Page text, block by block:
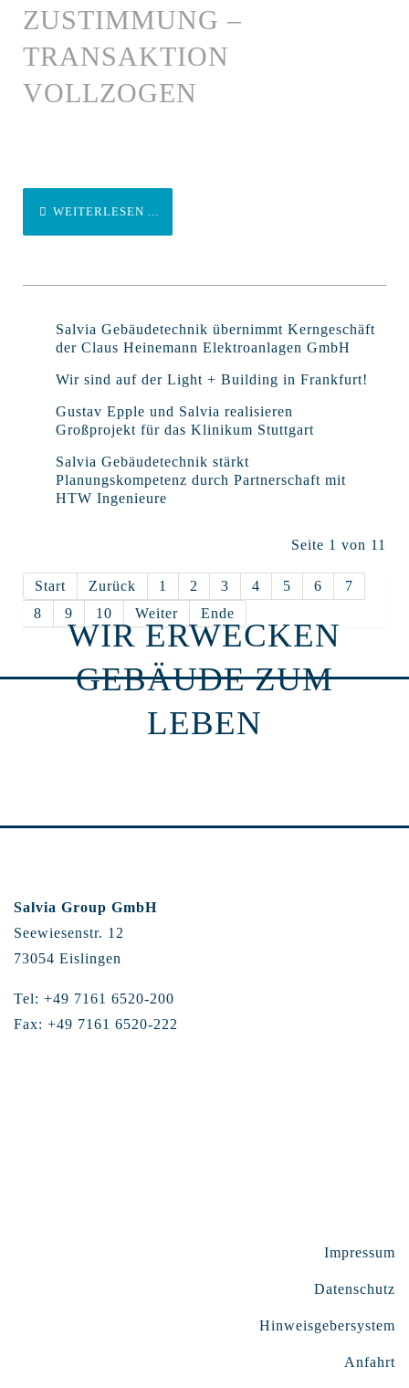
ZUSTIMMUNG –
TRANSAKTION
VOLLZOGEN
WEITERLESEN ...
Salvia Gebäudetechnik übernimmt Kerngeschäft
der Claus Heinemann Elektroanlagen GmbH
Wir sind auf der Light + Building in Frankfurt!
Gustav Epple und Salvia realisieren
Großprojekt für das Klinikum Stuttgart
Salvia Gebäudetechnik stärkt
Planungskompetenz durch Partnerschaft mit
HTW Ingenieure
Seite 1 von 11
Start Zurück 1 2 3 4 5 6
7
8
9 10 Weiter Ende
WIR ERWECKEN
GEBÄUDE ZUM
LEBEN
Salvia Group GmbH
Seewiesenstr. 12
73054 Eislingen
Tel: +49 7161 6520-200
Fax: +49 7161 6520-222
Impressum
Datenschutz
Hinweisgebersystem
Anfahrt